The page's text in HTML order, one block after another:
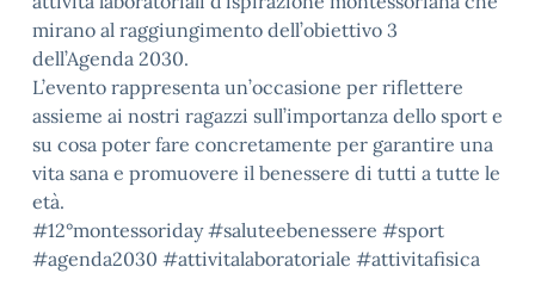
mirano al raggiungimento dell’obiettivo 3
dell’Agenda 2030.
L’evento rappresenta un’occasione per riflettere
assieme ai nostri ragazzi sull’importanza dello sport e
su cosa poter fare concretamente per garantire una
vita sana e promuovere il benessere di tutti a tutte le
età.
#12°montessoriday #saluteebenessere #sport
#agenda2030 #attivitalaboratoriale #attivitafisica